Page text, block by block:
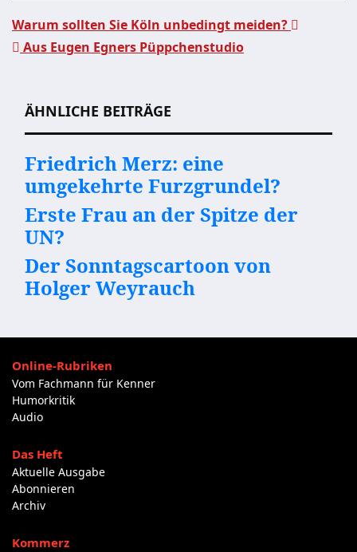
Warum sollten Sie Köln unbedingt meiden?
Aus Eugen Egners Püppchenstudio
ÄHNLICHE BEITRÄGE
Friedrich Merz: eine
umgekehrte Furzgrundel?
Erste Frau an der Spitze der
UN?
Der Sonntagscartoon von
Holger Weyrauch
Online-Rubriken
Vom Fachmann für Kenner
Humorkritik
Audio
Das Heft
Aktuelle Ausgabe
Abonnieren
Archiv
Kommerz